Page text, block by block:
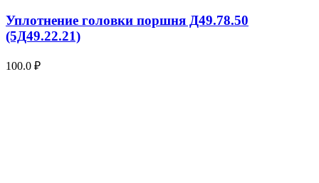
Уплотнение головки поршня Д49.78.50
(5Д49.22.21)
100.0 ₽